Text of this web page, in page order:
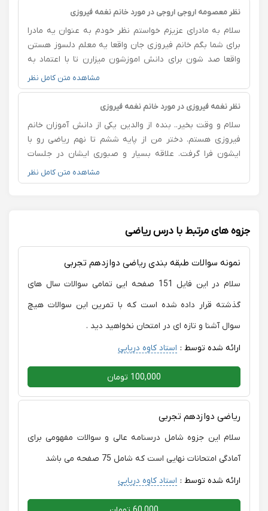
خودتون متوجه میشید بسیار دلسوز و مسلط هستند ایشان
نظر معصومه اروجی اروجی در مورد خانم نغمه فیروزی
سلام به مادرای عزیزم خواستم نظر خودم به عنوان یه مادرا
برای شما بگم خانم فیروزی جان واقعا یه معلم دلسوز هستن
واقعا صد شون برای دانش اموزشون میزارن تا با اعتماد به
نفس کامل ازمون بدن من واقعا از روش تدریس ایشون
راضی هستم با دل جون وقت میزارن تو هر شرایطی کنار شما
و بچه های گلتون هستن واقعا به شدت پیشنهاد میکنم
مشاهده متن کامل نظر
نظر نغمه فیروزی در مورد خانم نغمه فیروزی
سلام و وقت بخیر.. بنده از والدین یکی از دانش آموزان خانم
فیروزی هستم. دختر من از پایه ششم تا نهم ریاضی رو با
ایشون فرا گرفت. علاقه بسیار و صبوری ایشان در جلسات
تدریس، باعث شد که دیدگاه فرزندم به این مبحث کاملا
تغییر پیدا کنه و با علاقه به این درس به مسیر خود در رشته
مشاهده متن کامل نظر
جزوه های مرتبط با درس ریاضی
نمونه سوالات طبقه بندی ریاضی دوازدهم تجربی
سلام در این فایل 151 صفحه ایی تمامی سوالات سال های
گذشته قرار داده شده است که با تمرین این سوالات هیچ
سوال آشنا و تازه ای در امتحان نخواهید دید .
ارائه شده توسط : استاد کاوه دریایی
100,000 تومان
ریاضی دوازدهم تجربی
سلام این جزوه شامل درسنامه عالی و سوالات مفهومی برای
آمادگی امتحانات نهایی است که شامل 75 صفحه می باشد
ارائه شده توسط : استاد کاوه دریایی